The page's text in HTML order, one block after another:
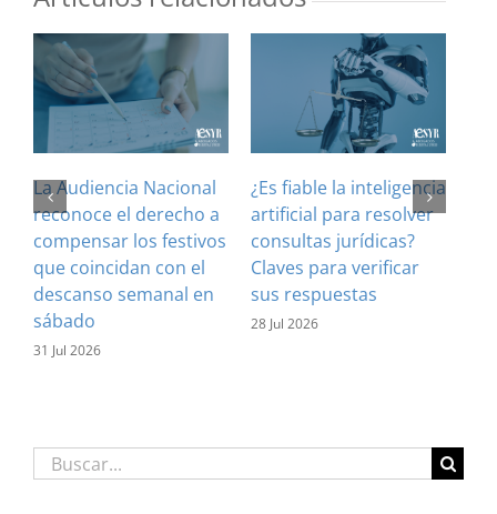
La Audiencia Nacional
reconoce el derecho a
compensar los festivos
que coincidan con el
descanso semanal en
sábado
31 Jul 2026
¿Es fiable la inteligencia
artificial para resolver
consultas jurídicas?
Claves para verificar
sus respuestas
28 Jul 2026
Buscar: